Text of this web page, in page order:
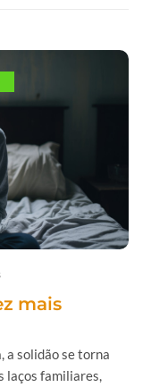
mais
a solidão se torna
laços familiares,